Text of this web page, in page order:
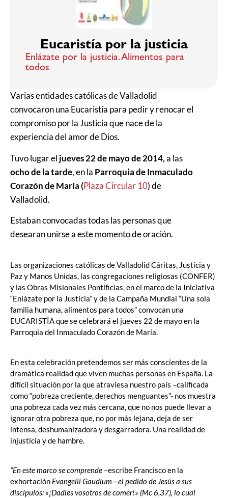
Eucaristía por la justicia
Enlázate por la justicia. Alimentos para
todos
Varias entidades católicas de Valladolid
convocaron una Eucaristía para pedir y renocar el
compromiso por la Justicia que nace de la
experiencia del amor de Dios.
Tuvo lugar el jueves 22 de mayo de 2014,a las
ocho de la tarde, en la Parroquia de Inmaculado
Corazón de María (Plaza Circular 10) de
Valladolid.
Estaban convocadas todas las personas que
desearan unirse a este momento de oración.
Las organizaciones católicas de Valladolid Cáritas, Justicia y
Paz y Manos Unidas, las congregaciones religiosas (CONFER)
y las Obras Misionales Pontificias, en el marco de la Iniciativa
“Enlázate por la Justicia” y de la Campaña Mundial “Una sola
familia humana, alimentos para todos” convocan una
EUCARISTÍA que se celebrará el jueves 22 de mayo en la
Parroquia del Inmaculado Corazón de María.
En esta celebración pretendemos ser más conscientes de la
dramática realidad que viven muchas personas en España. La
difícil situación por la que atraviesa nuestro país –calificada
como “pobreza creciente, derechos menguantes”- nos muestra
una pobreza cada vez más cercana, que no nos puede llevar a
ignorar otra pobreza que, no por más lejana, deja de ser
intensa, deshumanizadora y desgarradora. Una realidad de
injusticia y de hambre.
“En este marco se comprende –escribe Francisco en la
exhortación Evangelii Gaudium—el pedido de Jesús a sus
discípulos: «¡Dadles vosotros de comer!» (Mc 6,37), lo cual